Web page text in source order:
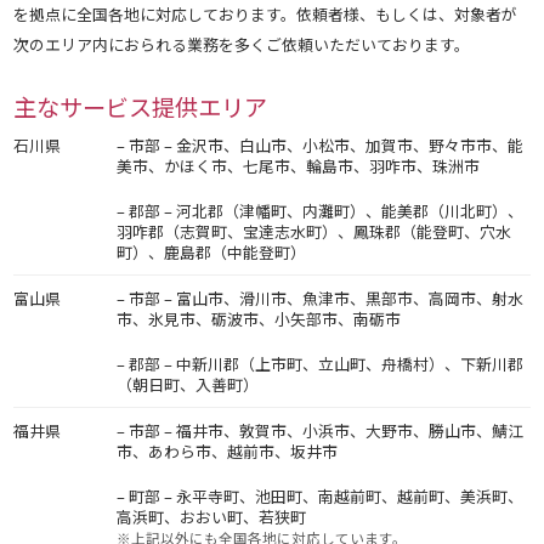
を拠点に全国各地に対応しております。依頼者様、もしくは、対象者が
次のエリア内におられる業務を多くご依頼いただいております。
主なサービス提供エリア
石川県
– 市部 – 金沢市、白山市、小松市、加賀市、野々市市、能
美市、かほく市、七尾市、輪島市、羽咋市、珠洲市
– 郡部 – 河北郡（津幡町、内灘町）、能美郡（川北町）、
羽咋郡（志賀町、宝達志水町）、鳳珠郡（能登町、穴水
町）、鹿島郡（中能登町）
富山県
– 市部 – 富山市、滑川市、魚津市、黒部市、高岡市、射水
市、氷見市、砺波市、小矢部市、南砺市
– 郡部 – 中新川郡（上市町、立山町、舟橋村）、下新川郡
（朝日町、入善町）
福井県
– 市部 – 福井市、敦賀市、小浜市、大野市、勝山市、鯖江
市、あわら市、越前市、坂井市
– 町部 – 永平寺町、池田町、南越前町、越前町、美浜町、
高浜町、おおい町、若狭町
※上記以外にも全国各地に対応しています。